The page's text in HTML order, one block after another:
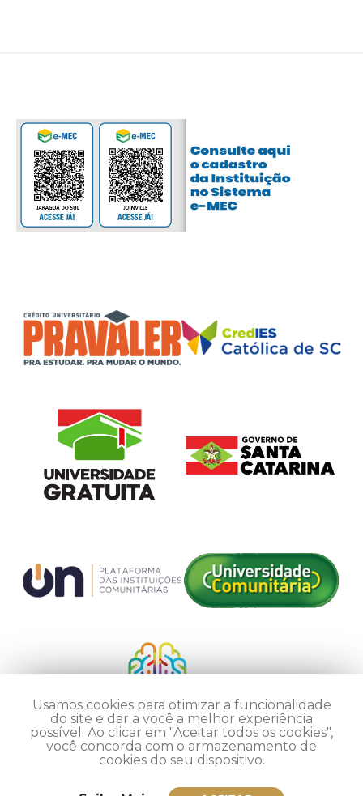
Usamos cookies para otimizar a funcionalidade
do site e dar a você a melhor experiência
possível. Ao clicar em "Aceitar todos os cookies",
você concorda com o armazenamento de
cookies do seu dispositivo.